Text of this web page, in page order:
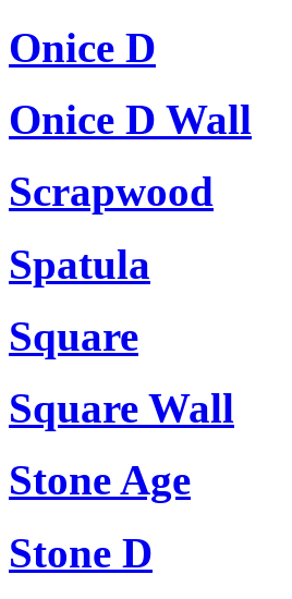
Onice D
Onice D Wall
Scrapwood
Spatula
Square
Square Wall
Stone Age
Stone D